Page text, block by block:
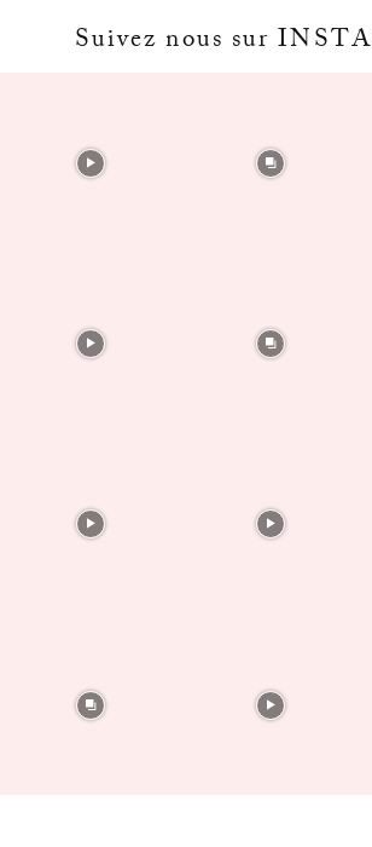
Suivez nous sur